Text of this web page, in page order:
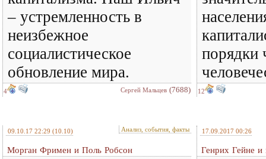
– устремленность в
неизбежное
социалистическое
обновление мира.
4 Сергей Мальцев (7688) 12
09.10.17 22:29 (10.10) Анализ, события, факты
Морган Фримен и Поль Робсон
17.09.2017 00:26
Генрих Гейне